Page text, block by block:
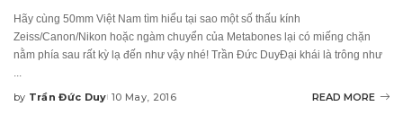
Hãy cùng 50mm Việt Nam tìm hiểu tại sao một số thấu kính
Zeiss/Canon/Nikon hoặc ngàm chuyển của Metabones lại có miếng chặn
nằm phía sau rất kỳ lạ đến như vậy nhé! Trần Đức DuyĐại khái là trông như
Posted
by Trần Đức Duy 10 May, 2016 READ MORE